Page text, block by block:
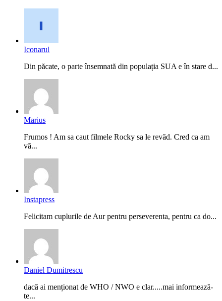
Iconarul
Din păcate, o parte însemnată din populația SUA e în stare d...
Marius
Frumos ! Am sa caut filmele Rocky sa le revăd. Cred ca am
vă...
Instapress
Felicitam cuplurile de Aur pentru perseverenta, pentru ca do...
Daniel Dumitrescu
dacă ai menționat de WHO / NWO e clar.....mai informează-
te...